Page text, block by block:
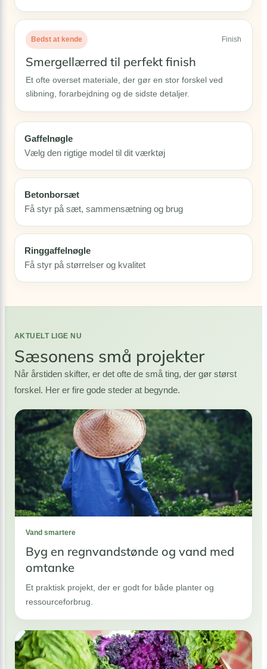
Bedst at kende Finish
Smergellærred til perfekt finish
Et ofte overset materiale, der gør en stor forskel ved
slibning, forarbejdning og de sidste detaljer.
Gaffelnøgle
Vælg den rigtige model til dit værktøj
Betonborsæt
Få styr på sæt, sammensætning og brug
Ringgaffelnøgle
Få styr på størrelser og kvalitet
AKTUELT LIGE NU
Sæsonens små projekter
Når årstiden skifter, er det ofte de små ting, der gør størst
forskel. Her er fire gode steder at begynde.
Vand smartere
Byg en regnvandstønde og vand med
omtanke
Et praktisk projekt, der er godt for både planter og
ressourceforbrug.